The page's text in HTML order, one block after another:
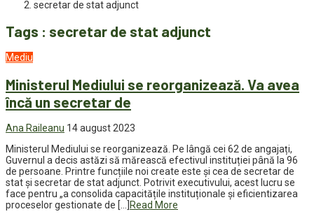
secretar de stat adjunct
Tags : secretar de stat adjunct
Mediu
Ministerul Mediului se reorganizează. Va avea
încă un secretar de
Ana Raileanu 14 august 2023
Ministerul Mediului se reorganizează. Pe lângă cei 62 de angajați,
Guvernul a decis astăzi să mărească efectivul instituției până la 96
de persoane. Printre funcțiile noi create este și cea de secretar de
stat și secretar de stat adjunct. Potrivit executivului, acest lucru se
face pentru „a consolida capacitățile instituționale și eficientizarea
proceselor gestionate de […] Read More